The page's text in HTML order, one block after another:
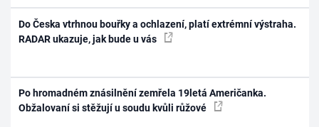
Do Česka vtrhnou bouřky a ochlazení, platí extrémní výstraha.
RADAR ukazuje, jak bude u vás
Po hromadném znásilnění zemřela 19letá Američanka.
Obžalovaní si stěžují u soudu kvůli růžové